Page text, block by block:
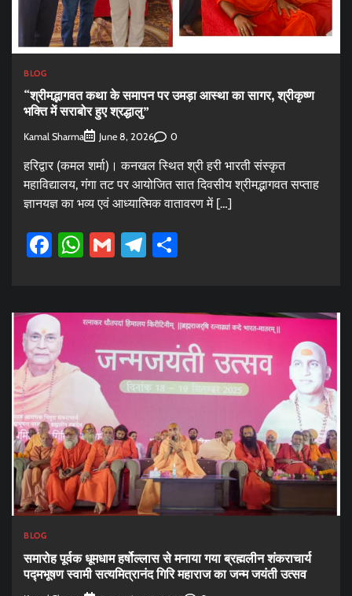
BLOG
“श्रीमद्भागवत कथा के समापन पर उमड़ा आस्था का सागर, श्रीकृष्ण
भक्ति में सराबोर हुए श्रद्धालु”
Kamal Sharma June 8, 2026 0
हरिद्वार (कमल शर्मा)। कनखल स्थित श्री हरी भारती संस्कृत
महाविद्यालय, गंगा तट पर आयोजित सात दिवसीय श्रीमद्भागवत सप्ताह
ज्ञानयज्ञ का भव्य एवं आध्यात्मिक वातावरण में […]
Facebook
WhatsApp
GmailTelegram
BLOG
समारोह पूर्वक धूमधाम हर्षोल्लास से मनाया गया ब्रह्मलीन शंकराचार्य
पद्मभूषण स्वामी सत्यमित्रानंद गिरि महाराज का जन्म जयंती उत्सव